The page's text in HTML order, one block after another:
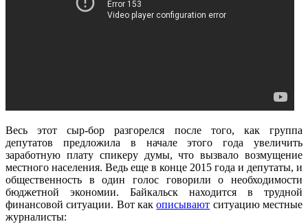
Весь этот сыр-бор разгорелся после того, как группа
депутатов предложила в начале этого года увеличить
заработную плату спикеру думы, что вызвало возмущение
местного населения. Ведь еще в конце 2015 года и депутаты, и
общественность в один голос говорили о необходимости
бюджетной экономии. Байкальск находится в трудной
финансовой ситуации. Вот какописывают ситуацию местные
журналисты: